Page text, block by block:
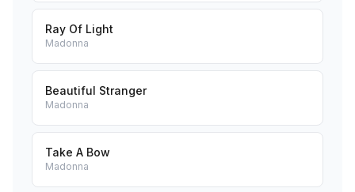
Ray Of Light
Madonna
Beautiful Stranger
Madonna
Take A Bow
Madonna